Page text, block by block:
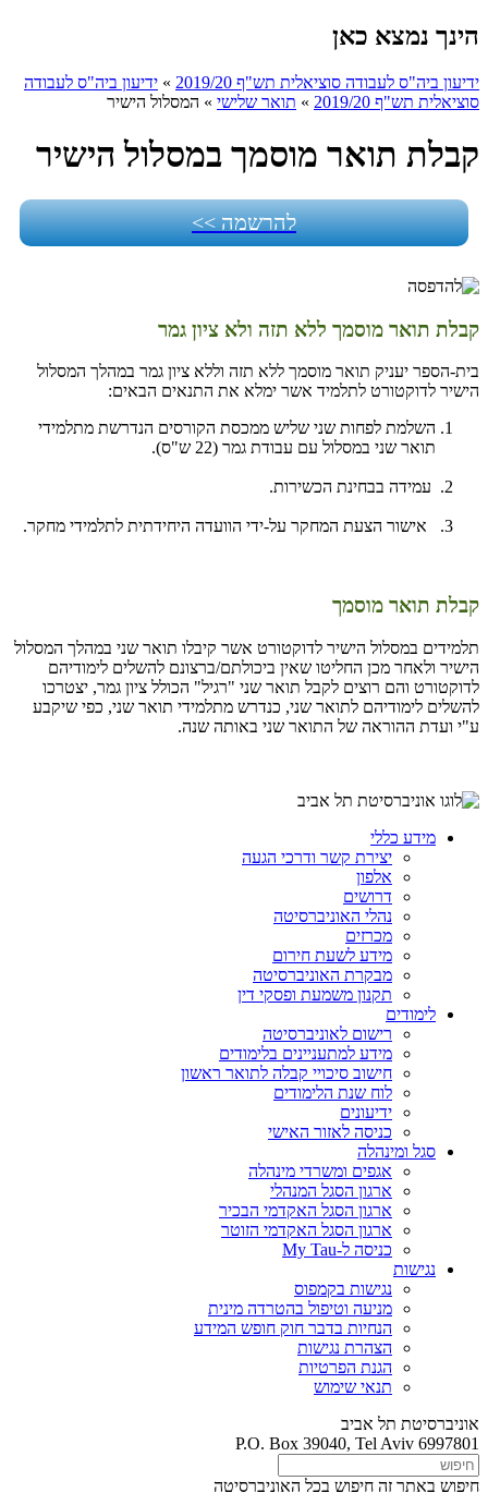
הינך נמצא כאן
ידיעון ביה"ס לעבודה סוציאלית תש"ף 2019/20 » ידיעון ביה"ס לעבודה
סוציאלית תש"ף 2019/20
» תואר שלישי » המסלול הישיר
קבלת תואר מוסמך במסלול הישיר
להרשמה >>
קבלת תואר מוסמך ללא תזה ולא ציון גמר
בית-הספר יעניק תואר מוסמך ללא תזה וללא ציון גמר במהלך המסלול
הישיר לדוקטורט לתלמיד אשר ימלא את התנאים הבאים:
השלמת לפחות שני שליש ממכסת הקורסים הנדרשת מתלמידי
תואר שני במסלול עם עבודת גמר (22 ש"ס).
עמידה בבחינת הכשירות.
אישור הצעת המחקר על-ידי הוועדה היחידתית לתלמידי מחקר.
קבלת תואר מוסמך
תלמידים במסלול הישיר לדוקטורט אשר קיבלו תואר שני במהלך המסלול
הישיר ולאחר מכן החליטו שאין ביכולתם/ברצונם להשלים לימודיהם
לדוקטורט והם רוצים לקבל תואר שני "רגיל" הכולל ציון גמר, יצטרכו
להשלים לימודיהם לתואר שני, כנדרש מתלמידי תואר שני, כפי שיקבע
ע"י ועדת ההוראה של התואר שני באותה שנה.
מידע כללי
יצירת קשר ודרכי הגעה
אלפון
דרושים
נהלי האוניברסיטה
מכרזים
מידע לשעת חירום
מבקרת האוניברסיטה
תקנון משמעת ופסקי דין
לימודים
רישום לאוניברסיטה
מידע למתעניינים בלימודים
חישוב סיכויי קבלה לתואר ראשון
לוח שנת הלימודים
ידיעונים
כניסה לאזור האישי
סגל ומינהלה
אגפים ומשרדי מינהלה
ארגון הסגל המנהלי
ארגון הסגל האקדמי הבכיר
ארגון הסגל האקדמי הזוטר
כניסה ל-My Tau
נגישות
נגישות בקמפוס
מניעה וטיפול בהטרדה מינית
הנחיות בדבר חוק חופש המידע
הצהרת נגישות
הגנת הפרטיות
תנאי שימוש
אוניברסיטת תל אביב
P.O. Box 39040, Tel Aviv 6997801
חיפוש באתר זה חיפוש בכל האוניברסיטה